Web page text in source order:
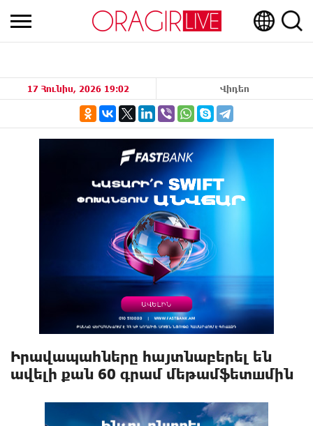
17 Հունիս, 2026 19:02 Վիդեո
Իրավապահները հայտնաբերել են
ավելի քան 60 գրամ մեթամֆետшմին